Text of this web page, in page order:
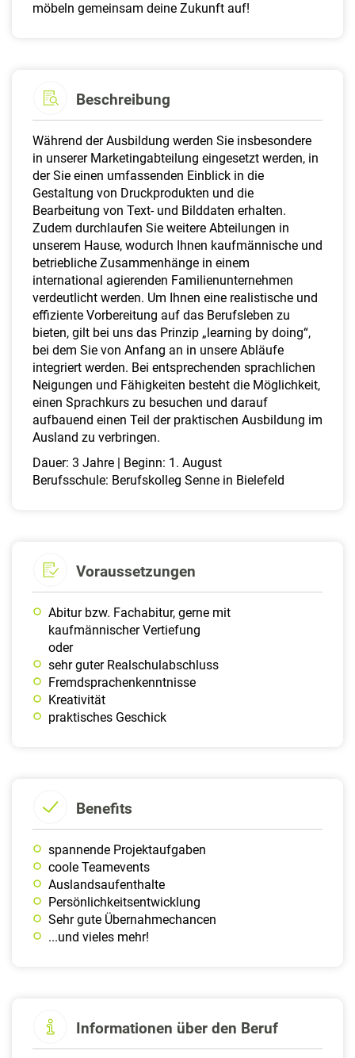
möbeln gemeinsam deine Zukunft auf!
Beschreibung
Während der Ausbildung werden Sie insbesondere
in unserer Marketingabteilung eingesetzt werden, in
der Sie einen umfassenden Einblick in die
Gestaltung von Druckprodukten und die
Bearbeitung von Text- und Bilddaten erhalten.
Zudem durchlaufen Sie weitere Abteilungen in
unserem Hause, wodurch Ihnen kaufmännische und
betriebliche Zusammenhänge in einem
international agierenden Familienunternehmen
verdeutlicht werden. Um Ihnen eine realistische und
effiziente Vorbereitung auf das Berufsleben zu
bieten, gilt bei uns das Prinzip „learning by doing“,
bei dem Sie von Anfang an in unsere Abläufe
integriert werden. Bei entsprechenden sprachlichen
Neigungen und Fähigkeiten besteht die Möglichkeit,
einen Sprachkurs zu besuchen und darauf
aufbauend einen Teil der praktischen Ausbildung im
Ausland zu verbringen.
Dauer: 3 Jahre | Beginn: 1. August
Berufsschule: Berufskolleg Senne in Bielefeld
Voraussetzungen
Abitur bzw. Fachabitur, gerne mit
kaufmännischer Vertiefung
oder
sehr guter Realschulabschluss
Fremdsprachenkenntnisse
Kreativität
praktisches Geschick
Benefits
spannende Projektaufgaben
coole Teamevents
Auslandsaufenthalte
Persönlichkeitsentwicklung
Sehr gute Übernahmechancen
...und vieles mehr!
Informationen über den Beruf